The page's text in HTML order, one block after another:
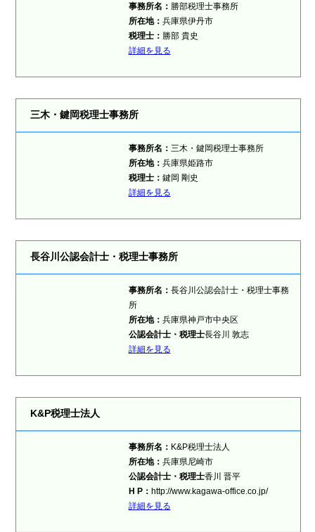
事務所名： 勝部税理士事務所
所在地： 兵庫県伊丹市
税理士： 勝部 貴史
詳細を見る
三木・鍵岡税理士事務所
事務所名： 三木・鍵岡税理士事務所
所在地： 兵庫県姫路市
税理士： 鍵岡 剛史
詳細を見る
長谷川公認会計士・税理士事務所
事務所名： 長谷川公認会計士・税理士事務
所
所在地： 兵庫県神戸市中央区
公認会計士・税理士長谷川 敦志
詳細を見る
K&P税理士法人
事務所名： K&P税理士法人
所在地： 兵庫県尼崎市
公認会計士・税理士香川 晋平
H P： http://www.kagawa-office.co.jp/
詳細を見る